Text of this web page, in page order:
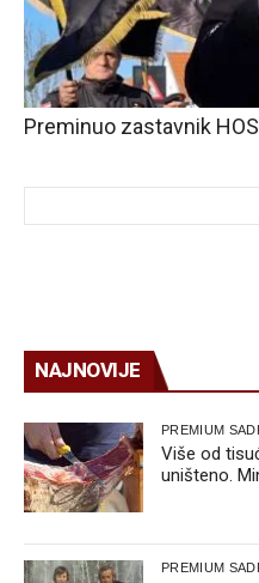
Preminuo zastavnik
NAJNOVIJE
PREMIUM
Više od
uništeno.
PREMIUM